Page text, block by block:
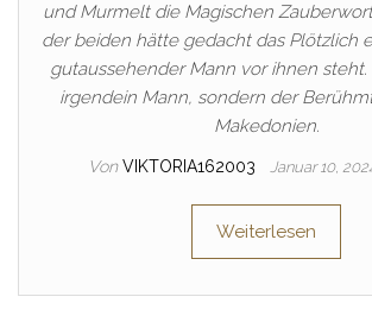
und Murmelt die Magischen
der beiden hätte gedacht das Plötzlich
gutaussehender Mann vor ihnen
irgendein Mann, sondern der
Makedonien.
Von VIKTORIA162003 Januar 10,
Weiterlesen